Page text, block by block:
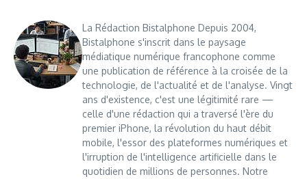
La Rédaction Bistalphone Depuis 2004,
Bistalphone s'inscrit dans le paysage
médiatique numérique francophone comme
une publication de référence à la croisée de la
technologie, de l'actualité et de l'analyse. Vingt
ans d'existence, c'est une légitimité rare —
celle d'une rédaction qui a traversé l'ère du
premier iPhone, la révolution du haut débit
mobile, l'essor des plateformes numériques et
l'irruption de l'intelligence artificielle dans le
quotidien de millions de personnes. Notre